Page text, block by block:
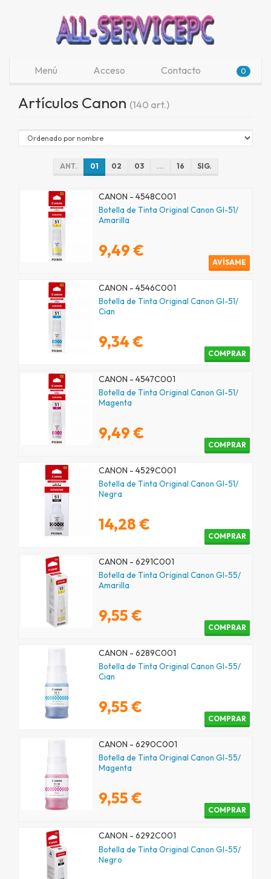
Menú Acceso Contacto 0
Artículos Canon (140 art.)
ANT. 01 02 03 ... 16 SIG.
CANON - 4548C001
Botella de Tinta Original Canon GI-51/
Amarilla
9,49 €
AVÍSAME
CANON - 4546C001
Botella de Tinta Original Canon GI-51/
Cian
9,34 €
COMPRAR
CANON - 4547C001
Botella de Tinta Original Canon GI-51/
Magenta
9,49 €
COMPRAR
CANON - 4529C001
Botella de Tinta Original Canon GI-51/
Negra
14,28 €
COMPRAR
CANON - 6291C001
Botella de Tinta Original Canon GI-55/
Amarilla
9,55 €
COMPRAR
CANON - 6289C001
Botella de Tinta Original Canon GI-55/
Cian
9,55 €
COMPRAR
CANON - 6290C001
Botella de Tinta Original Canon GI-55/
Magenta
9,55 €
COMPRAR
CANON - 6292C001
Botella de Tinta Original Canon GI-55/
Negro